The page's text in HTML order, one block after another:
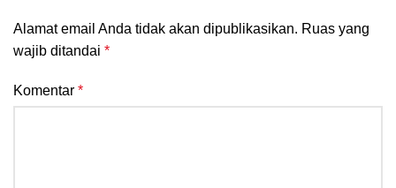
Alamat email Anda tidak akan dipublikasikan. Ruas yang
wajib ditandai *
Komentar *